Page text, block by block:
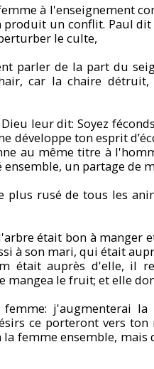
à l'enseignement
produit un conflit. Paul
le culte,
parler de la part du
car la chaire
leur dit: Soyez
développe ton esprit
au même titre à
un partage de
plus rusé de tous les
était bon à manger
à son mari, qui était
était auprès d'elle, il
mangea le fruit; et elle
j'augmenterai la
ce porteront vers
femme ensemble, mais